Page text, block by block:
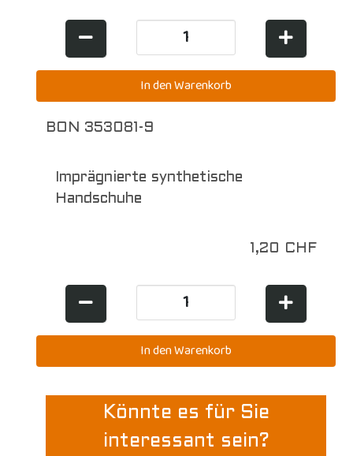
BON 353081-9
Imprägnierte synthetische
Handschuhe
1,20 CHF
Könnte es für Sie
interessant sein?